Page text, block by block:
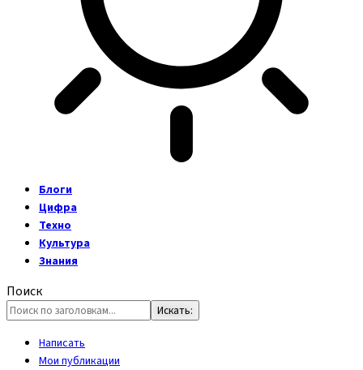
Блоги
Цифра
Техно
Культура
Знания
Поиск
Написать
Мои публикации